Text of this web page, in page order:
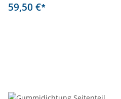
59,50 €*